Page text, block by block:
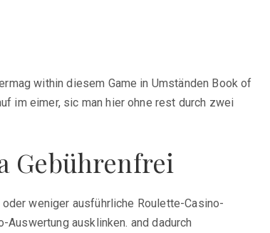
within diesem Game in Umständen Book of
im eimer, sic man hier ohne rest durch zwei
Gebührenfrei
weniger ausführliche Roulette-Casino-
ausklinken. and dadurch